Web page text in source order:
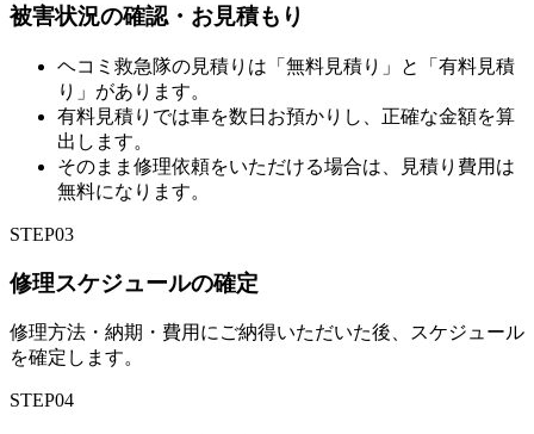
被害状況の確認・お見積もり
ヘコミ救急隊の見積りは「無料見積り」と「有料見積
り」があります。
有料見積りでは車を数日お預かりし、正確な金額を算
出します。
そのまま修理依頼をいただける場合は、見積り費用は
無料になります。
STEP03
修理スケジュールの確定
修理方法・納期・費用にご納得いただいた後、スケジュール
を確定します。
STEP04